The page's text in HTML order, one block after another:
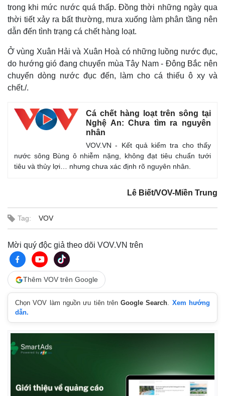
trong khi mức nước quá thấp. Đồng thời những ngày qua
thời tiết xảy ra bất thường, mưa xuống làm phân tầng nên
dẫn đến tình trạng cá chết hàng loạt.
Ở vùng Xuân Hải và Xuân Hoà có những luồng nước đục,
do hướng gió đang chuyển mùa Tây Nam - Đông Bắc nên
chuyển dòng nước đục đến, làm cho cá thiếu ô xy và
chết./.
Cá chết hàng loạt trên sông tại
Nghệ An: Chưa tìm ra nguyên
nhân
VOV.VN - Kết quả kiểm tra cho thấy
nước sông Bùng ô nhiễm nặng, không đạt tiêu chuẩn tưới
tiêu và thủy lợi… nhưng chưa xác định rõ nguyên nhân.
Lê Biết/VOV-Miền Trung
Tag: VOV
Mời quý độc giả theo dõi VOV.VN trên
Thêm VOV trên Google
Chọn VOV làm nguồn ưu tiên trênGoogle Search. Xem hướng
dẫn.